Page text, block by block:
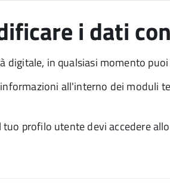
i dati
digitale, in qualsiasi momento
all'interno dei moduli
profilo utente devi accedere